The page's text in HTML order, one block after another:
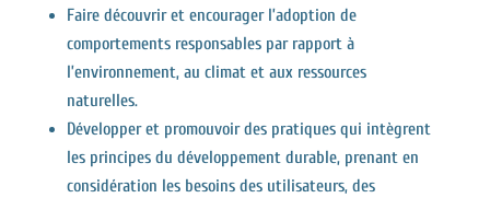
Faire découvrir et encourager l’adoption de
comportements responsables par rapport à
l’environnement, au climat et aux ressources
naturelles.
Développer et promouvoir des pratiques qui intègrent
les principes du développement durable, prenant en
considération les besoins des utilisateurs, des